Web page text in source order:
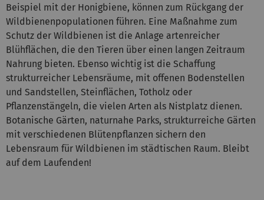
Beispiel mit der Honigbiene, können zum Rückgang der
Wildbienenpopulationen führen. Eine Maßnahme zum
Schutz der Wildbienen ist die Anlage artenreicher
Blühflächen, die den Tieren über einen langen Zeitraum
Nahrung bieten. Ebenso wichtig ist die Schaffung
strukturreicher Lebensräume, mit offenen Bodenstellen
und Sandstellen, Steinflächen, Totholz oder
Pflanzenstängeln, die vielen Arten als Nistplatz dienen.
Botanische Gärten, naturnahe Parks, strukturreiche Gärten
mit verschiedenen Blütenpflanzen sichern den
Lebensraum für Wildbienen im städtischen Raum. Bleibt
auf dem Laufenden!